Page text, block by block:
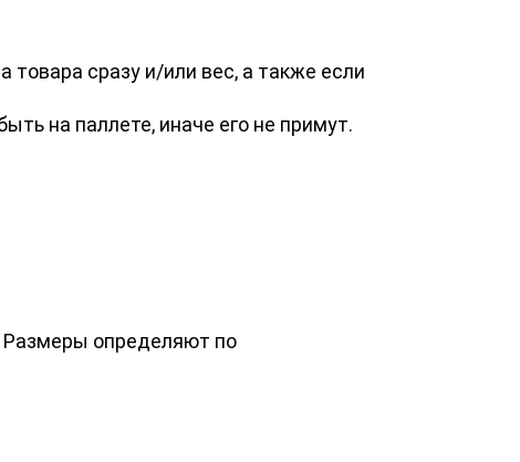
товара сразу и/или вес, а также если
на паллете, иначе его не примут.
Размеры определяют по